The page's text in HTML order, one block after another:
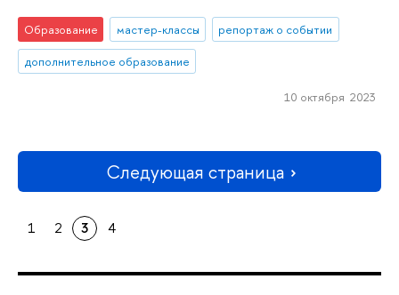
Образование мастер-классы
репортаж о событии
дополнительное образование
10 октября 2023
Следующая страница
1 2 3 4